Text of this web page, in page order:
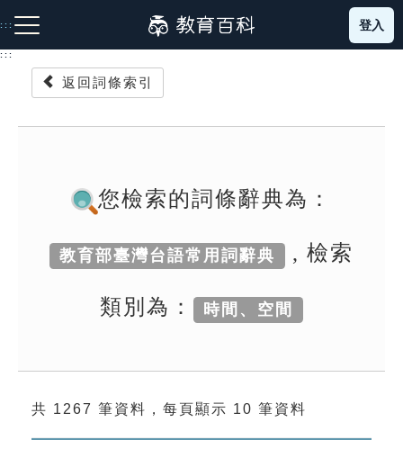
到
主
:::
生字詞彙表
成語故事
索引選單
登入
:::
返回詞條索引
您檢索的詞條辭典為：
教育部臺灣台語常用詞辭典 , 檢索
類別為： 時間、空間
共 1267 筆資料，每頁顯示 10 筆資料